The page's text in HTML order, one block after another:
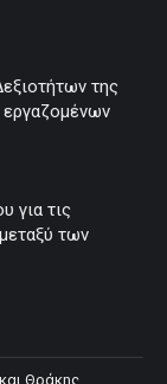
της
εργαζομένων
για τις
των
Θράκης